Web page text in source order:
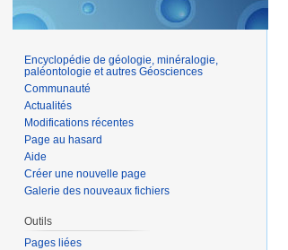
Encyclopédie de géologie, minéralogie,
paléontologie et autres Géosciences
Communauté
Actualités
Modifications récentes
Page au hasard
Aide
Créer une nouvelle page
Galerie des nouveaux fichiers
Outils
Pages liées